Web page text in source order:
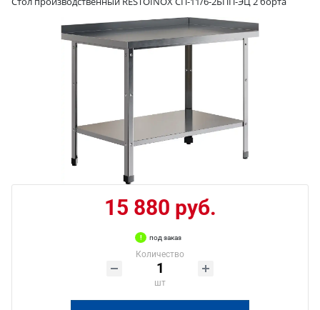
15 880 руб.
под заказ
Количество
шт